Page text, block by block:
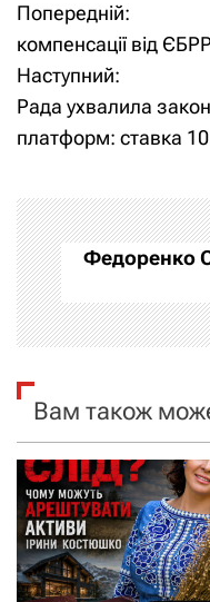
Н
а
в
г
а
ц
і
я
з
а
п
и
Попередній:
компенсації від
Наступний:
Рада ухвалила
платформ: ставка
Федоренко
Вам також